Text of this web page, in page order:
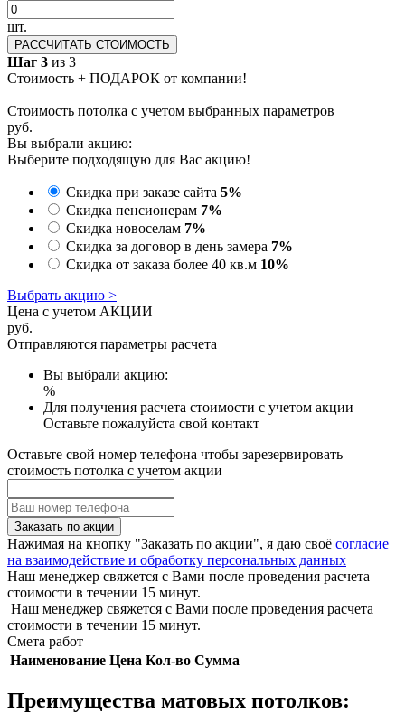
шт.
РАССЧИТАТЬ СТОИМОСТЬ
Шаг 3 из 3
Стоимость + ПОДАРОК от компании!
Стоимость потолка с учетом выбранных параметров
руб.
Вы выбрали акцию:
Выберите подходящую для Вас акцию!
Скидка при заказе сайта 5%
Скидка пенсионерам 7%
Скидка новоселам 7%
Скидка за договор в день замера 7%
Скидка от заказа более 40 кв.м 10%
Выбрать акцию >
Цена с учетом АКЦИИ
руб.
Отправляются параметры расчета
Вы выбрали акцию:
%
Для получения расчета стоимости с учетом акции
Оставьте пожалуйста свой контакт
Оставьте свой номер телефона чтобы зарезервировать
стоимость потолка с учетом акции
Заказать по акции
Нажимая на кнопку "Заказать по акции", я даю своё согласие
на взаимодействие и обработку персональных данных
Наш менеджер свяжется с Вами после проведения расчета
стоимости в течении 15 минут.
Наш менеджер свяжется с Вами после проведения расчета
стоимости в течении 15 минут.
Смета работ
Наименование Цена Кол-во Сумма
Преимущества матовых потолков: